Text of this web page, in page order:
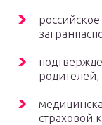
страховой